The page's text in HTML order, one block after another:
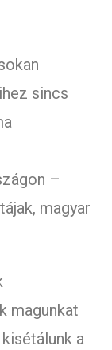
sincs
–
magyar
magunkat
a